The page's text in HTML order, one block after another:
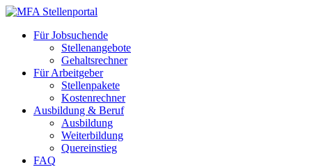
Für Jobsuchende
Stellenangebote
Gehaltsrechner
Für Arbeitgeber
Stellenpakete
Kostenrechner
Ausbildung & Beruf
Ausbildung
Weiterbildung
Quereinstieg
FAQ